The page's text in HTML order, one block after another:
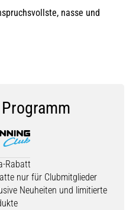
nasse und
Rabatt
nur für Clubmitglieder
Neuheiten und limitierte